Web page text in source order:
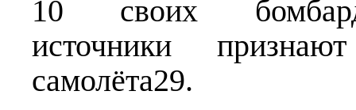
10 своих
источники
самолёта29.